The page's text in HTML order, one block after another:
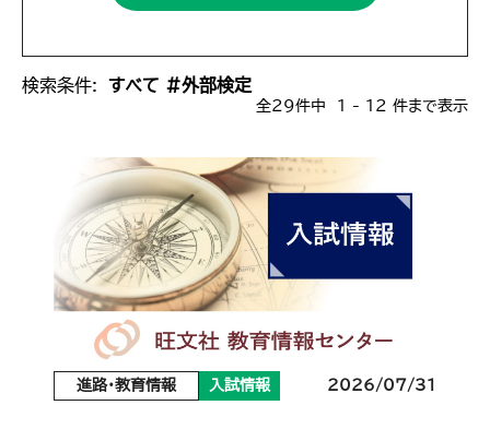
検索条件: すべて #外部検定
全29件中 1 - 12 件まで表示
進路・教育情報 入試情報 2026/07/31